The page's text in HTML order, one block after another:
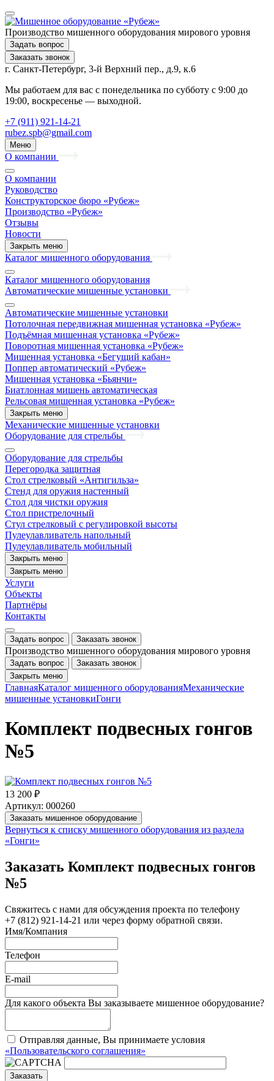
Производство мишенного оборудования мирового уровня
Задать вопрос
Заказать звонок
г. Санкт-Петербург, 3-й Верхний пер., д.9, к.6
Мы работаем для вас с понедельника по субботу с 9:00 до
19:00, воскресенье — выходной.
+7 (911) 921-14-21
rubez.spb@gmail.com
Меню
О компании
О компании
Руководство
Конструкторское бюро «Рубеж»
Производство «Рубеж»
Отзывы
Новости
Закрыть меню
Каталог мишенного оборудования
Каталог мишенного оборудования
Автоматические мишенные установки
Автоматические мишенные установки
Потолочная передвижная мишенная установка «Рубеж»
Подъёмная мишенная установка «Рубеж»
Поворотная мишенная установка «Рубеж»
Мишенная установка «Бегущий кабан»
Поппер автоматический «Рубеж»
Мишенная установка «Бьянчи»
Биатлонная мишень автоматическая
Рельсовая мишенная установка «Рубеж»
Закрыть меню
Механические мишенные установки
Оборудование для стрельбы
Оборудование для стрельбы
Перегородка защитная
Стол стрелковый «Антигильза»
Стенд для оружия настенный
Стол для чистки оружия
Стол пристрелочный
Стул стрелковый с регулировкой высоты
Пулеулавливатель напольный
Пулеулавливатель мобильный
Закрыть меню
Закрыть меню
Услуги
Объекты
Партнёры
Контакты
Задать вопрос Заказать звонок
Производство мишенного оборудования мирового уровня
Задать вопрос
Заказать звонок
Закрыть меню
ГлавнаяКаталог мишенного оборудованияМеханические
мишенные установкиГонги
Комплект подвесных гонгов
№5
13 200 ₽
Артикул: 000260
Заказать мишенное оборудование
Вернуться к списку мишенного оборудования из раздела
«Гонги»
Заказать Комплект подвесных гонгов
№5
Свяжитесь с нами для обсуждения проекта по телефону
+7 (812) 921-14-21 или через форму обратной связи.
Имя/Компания
Телефон
E-mail
Для какого объекта Вы заказываете мишенное оборудование?
Отправляя данные, Вы принимаете условия
«Пользовательского соглашения»
Заказать